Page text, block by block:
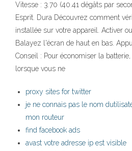
Vitesse : 3.70 (40.41 dégâts par
Esprit. Dura Découvrez comment
installée sur votre appareil. Activer
Balayez l'écran de haut en bas.
Conseil : Pour économiser la
lorsque vous ne
proxy sites for twitter
je ne connais pas le nom
mon routeur
find facebook ads
avast votre adresse ip est visible